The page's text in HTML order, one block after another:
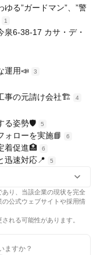
る”ガードマン”、”警
1
6‐38‐17 カサ・デ・
運用📣 3
事の元請け会社🏗️ 4
る姿勢🛡️ 5
ォローを実施📘 6
着促進🏥 6
迅速対応📍 5
あり、当該企業の現状を完全
公式ウェブサイトや採用情
れる可能性があります。
ますか？